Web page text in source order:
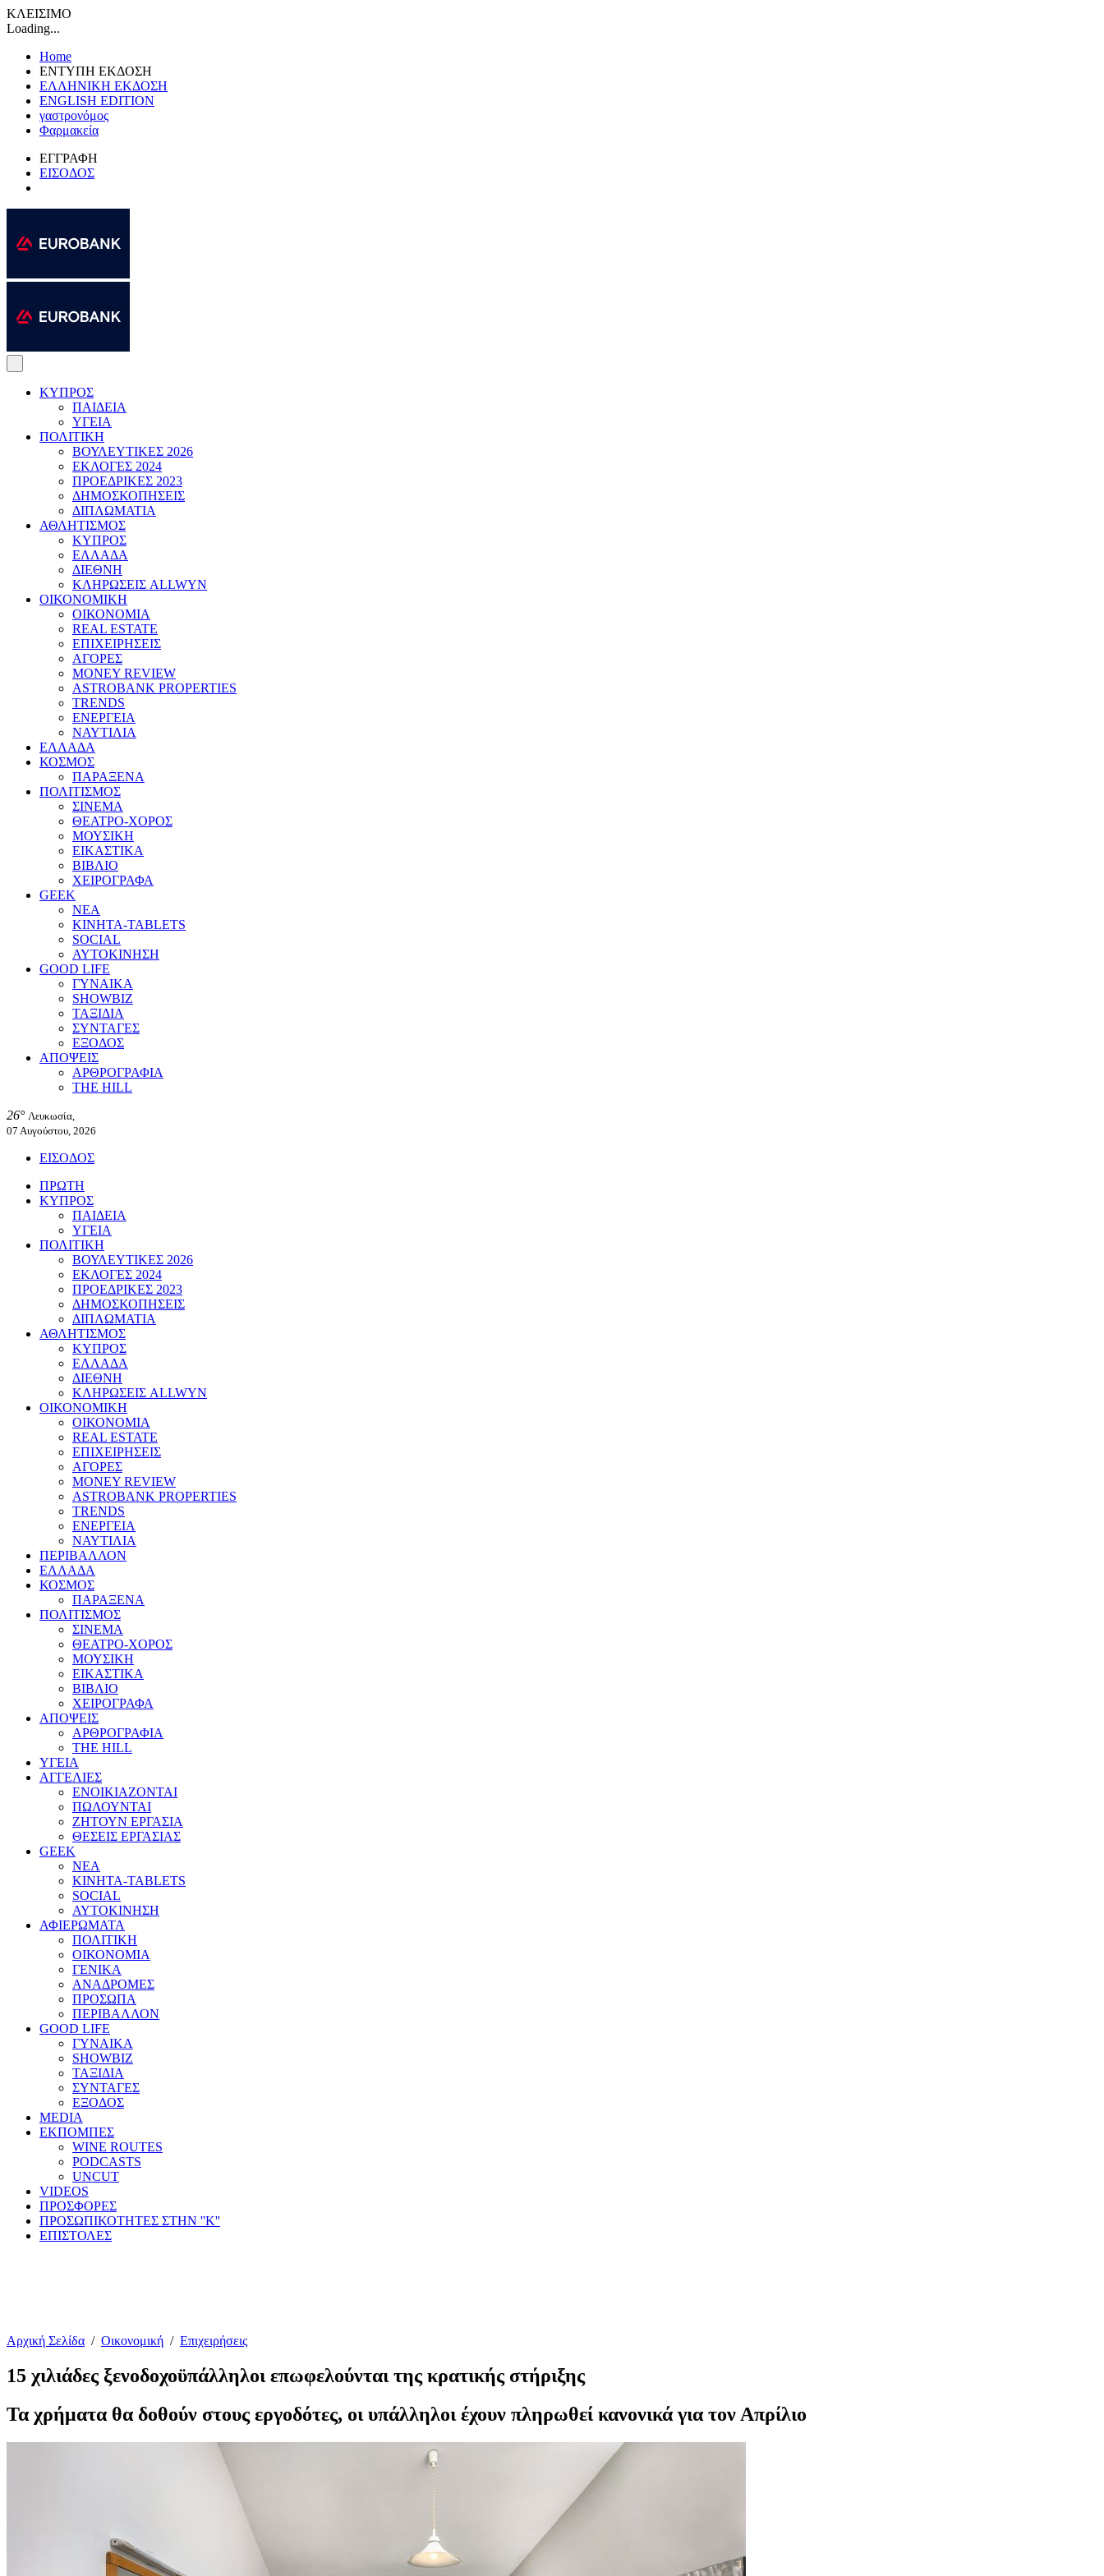
ΚΛΕΙΣΙΜΟ
Loading...
Home
ΕΝΤΥΠΗ ΕΚΔΟΣΗ
ΕΛΛΗΝΙΚΗ ΕΚΔΟΣΗ
ENGLISH EDITION
γαστρονόμος
Φαρμακεία
ΕΓΓΡΑΦΗ
ΕΙΣΟΔΟΣ
ΚΥΠΡΟΣ
ΠΑΙΔΕΙΑ
ΥΓΕΙΑ
ΠΟΛΙΤΙΚΗ
ΒΟΥΛΕΥΤΙΚΕΣ 2026
ΕΚΛΟΓΕΣ 2024
ΠΡΟΕΔΡΙΚΕΣ 2023
ΔΗΜΟΣΚΟΠΗΣΕΙΣ
ΔΙΠΛΩΜΑΤΙΑ
ΑΘΛΗΤΙΣΜΟΣ
ΚΥΠΡΟΣ
ΕΛΛΑΔΑ
ΔΙΕΘΝΗ
ΚΛΗΡΩΣΕΙΣ ALLWYN
ΟΙΚΟΝΟΜΙΚΗ
ΟΙΚΟΝΟΜΙΑ
REAL ESTATE
ΕΠΙΧΕΙΡΗΣΕΙΣ
ΑΓΟΡΕΣ
MONEY REVIEW
ASTROBANK PROPERTIES
TRENDS
ΕΝΕΡΓΕΙΑ
ΝΑΥΤΙΛΙΑ
ΕΛΛΑΔΑ
ΚΟΣΜΟΣ
ΠΑΡΑΞΕΝΑ
ΠΟΛΙΤΙΣΜΟΣ
ΣΙΝΕΜΑ
ΘΕΑΤΡΟ-ΧΟΡΟΣ
ΜΟΥΣΙΚΗ
ΕΙΚΑΣΤΙΚΑ
ΒΙΒΛΙΟ
ΧΕΙΡΟΓΡΑΦΑ
GEEK
ΝΕΑ
ΚΙΝΗΤΑ-TABLETS
SOCIAL
ΑΥΤΟΚΙΝΗΣΗ
GOOD LIFE
ΓΥΝΑΙΚΑ
SHOWBIZ
ΤΑΞΙΔΙΑ
ΣΥΝΤΑΓΕΣ
ΕΞΟΔΟΣ
ΑΠΟΨΕΙΣ
ΑΡΘΡΟΓΡΑΦΙΑ
THE HILL
26° Λευκωσία,
07 Αυγούστου, 2026
ΕΙΣΟΔΟΣ
ΠΡΩΤΗ
ΚΥΠΡΟΣ
ΠΑΙΔΕΙΑ
ΥΓΕΙΑ
ΠΟΛΙΤΙΚΗ
ΒΟΥΛΕΥΤΙΚΕΣ 2026
ΕΚΛΟΓΕΣ 2024
ΠΡΟΕΔΡΙΚΕΣ 2023
ΔΗΜΟΣΚΟΠΗΣΕΙΣ
ΔΙΠΛΩΜΑΤΙΑ
ΑΘΛΗΤΙΣΜΟΣ
ΚΥΠΡΟΣ
ΕΛΛΑΔΑ
ΔΙΕΘΝΗ
ΚΛΗΡΩΣΕΙΣ ALLWYN
ΟΙΚΟΝΟΜΙΚΗ
ΟΙΚΟΝΟΜΙΑ
REAL ESTATE
ΕΠΙΧΕΙΡΗΣΕΙΣ
ΑΓΟΡΕΣ
MONEY REVIEW
ASTROBANK PROPERTIES
TRENDS
ΕΝΕΡΓΕΙΑ
ΝΑΥΤΙΛΙΑ
ΠΕΡΙΒΑΛΛΟΝ
ΕΛΛΑΔΑ
ΚΟΣΜΟΣ
ΠΑΡΑΞΕΝΑ
ΠΟΛΙΤΙΣΜΟΣ
ΣΙΝΕΜΑ
ΘΕΑΤΡΟ-ΧΟΡΟΣ
ΜΟΥΣΙΚΗ
ΕΙΚΑΣΤΙΚΑ
ΒΙΒΛΙΟ
ΧΕΙΡΟΓΡΑΦΑ
ΑΠΟΨΕΙΣ
ΑΡΘΡΟΓΡΑΦΙΑ
THE HILL
ΥΓΕΙΑ
ΑΓΓΕΛΙΕΣ
ΕΝΟΙΚΙΑΖΟΝΤΑΙ
ΠΩΛΟΥΝΤΑΙ
ΖΗΤΟΥΝ ΕΡΓΑΣΙΑ
ΘΕΣΕΙΣ ΕΡΓΑΣΙΑΣ
GEEK
ΝΕΑ
ΚΙΝΗΤΑ-TABLETS
SOCIAL
ΑΥΤΟΚΙΝΗΣΗ
ΑΦΙΕΡΩΜΑΤΑ
ΠΟΛΙΤΙΚΗ
ΟΙΚΟΝΟΜΙΑ
ΓΕΝΙΚΑ
ΑΝΑΔΡΟΜΕΣ
ΠΡΟΣΩΠΑ
ΠΕΡΙΒΑΛΛΟΝ
GOOD LIFE
ΓΥΝΑΙΚΑ
SHOWBIZ
ΤΑΞΙΔΙΑ
ΣΥΝΤΑΓΕΣ
ΕΞΟΔΟΣ
MEDIA
ΕΚΠΟΜΠΕΣ
WINE ROUTES
PODCASTS
UNCUT
VIDEOS
ΠΡΟΣΦΟΡΕΣ
ΠΡΟΣΩΠΙΚΟΤΗΤΕΣ ΣΤΗΝ ''Κ''
ΕΠΙΣΤΟΛΕΣ
Αρχική Σελίδα / Οικονομική / Επιχειρήσεις
15 χιλιάδες ξενοδοχοϋπάλληλοι επωφελούνται της κρατικής στήριξης
Τα χρήματα θα δοθούν στους εργοδότες, οι υπάλληλοι έχουν πληρωθεί κανονικά για τον Απρίλιο